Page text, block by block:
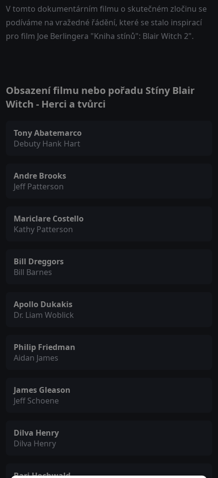
V tomto dokumentárním filmu o skutečném zločinu se
podíváme na vražedné řádění, které se stalo inspirací
pro film Joe Berlingera "Kniha stínů": Blair Witch 2".
Obsazení filmu nebo pořadu Stíny Blair
Witch - Herci a tvůrci
Tony Abatemarco
Debuty Hank Hart
Andre Brooks
Jeff Patterson
Mariclare Costello
Kathy Patterson
Bill Dreggors
Bill Barnes
Apollo Dukakis
Dr. Liam Woblick
Philip Friedman
Aidan James
James Gleason
Jeff Schoene
Dilva Henry
Dilva Henry
Bari Hochwald